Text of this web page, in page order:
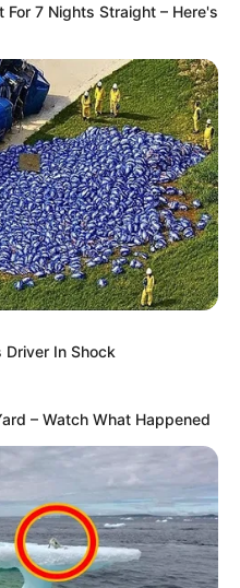
le trouve sympa
For 7 Nights Straight – Here's
In Shock
– Watch What Happened